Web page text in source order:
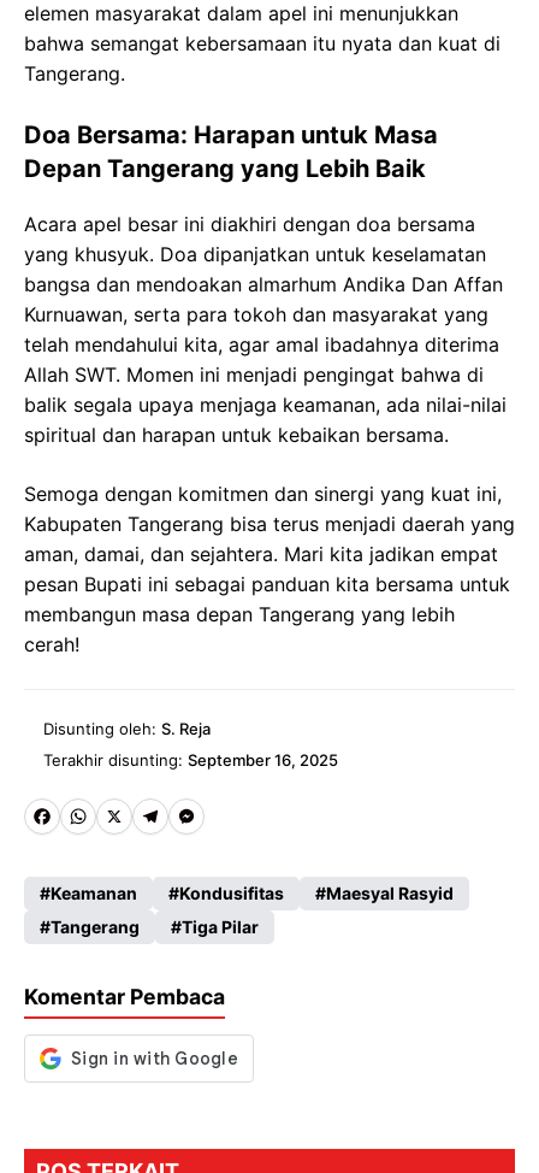
elemen masyarakat dalam apel ini menunjukkan
bahwa semangat kebersamaan itu nyata dan kuat di
Tangerang.
Doa Bersama: Harapan untuk Masa
Depan Tangerang yang Lebih Baik
Acara apel besar ini diakhiri dengan doa bersama
yang khusyuk. Doa dipanjatkan untuk keselamatan
bangsa dan mendoakan almarhum Andika Dan Affan
Kurnuawan, serta para tokoh dan masyarakat yang
telah mendahului kita, agar amal ibadahnya diterima
Allah SWT. Momen ini menjadi pengingat bahwa di
balik segala upaya menjaga keamanan, ada nilai-nilai
spiritual dan harapan untuk kebaikan bersama.
Semoga dengan komitmen dan sinergi yang kuat ini,
Kabupaten Tangerang bisa terus menjadi daerah yang
aman, damai, dan sejahtera. Mari kita jadikan empat
pesan Bupati ini sebagai panduan kita bersama untuk
membangun masa depan Tangerang yang lebih
cerah!
Disunting oleh: S. Reja
Terakhir disunting: September 16, 2025
Fa
b
o
k
W
ts
A
p
X
Te
gr
a
M
se
n
er
Keamanan Kondusifitas
Maesyal Rasyid
Tangerang
Tiga Pilar
Komentar Pembaca